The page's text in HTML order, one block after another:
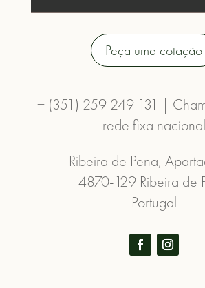
Peça uma cotação
+ (351) 259 249 131 |
rede fixa nacional
Ribeira de Pena,
4870-129 Ribeira de
Portugal